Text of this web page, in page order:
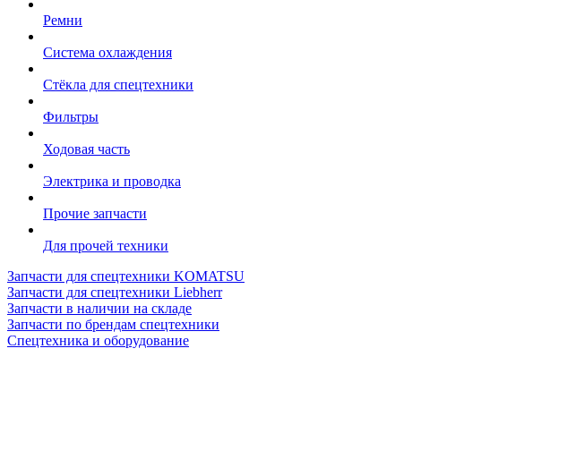
Ремни
Система охлаждения
Стёкла для спецтехники
Фильтры
Ходовая часть
Электрика и проводка
Прочие запчасти
Для прочей техники
Запчасти для спецтехники KOMATSU
Запчасти для спецтехники Liebherr
Запчасти в наличии на складе
Запчасти по брендам спецтехники
Спецтехника и оборудование